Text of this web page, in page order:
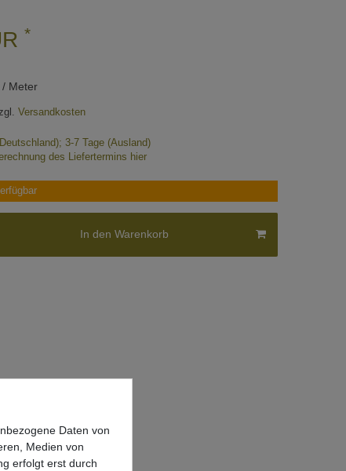
*
Meter
Versandkosten
3-7 Tage (Ausland)
des Liefertermins hier
In den Warenkorb
Daten von
Medien von
erfolgt erst durch